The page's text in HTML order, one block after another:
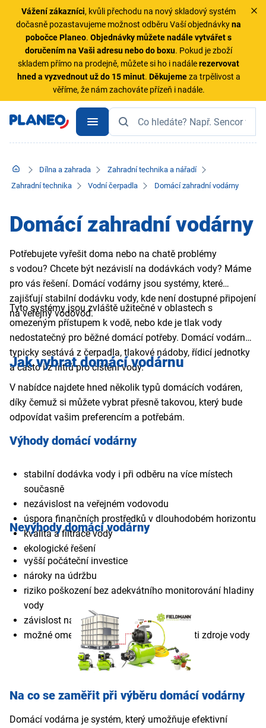
Vážení zákazníci, kvůli přechodu na nový skladový systém
dočasně pozastavujeme možnost odběru Vaší objednávkyna
pobočce Planeo.Objednávky můžete nadále vytvářet s
doručením na Vaši adresu nebo do boxu. Pokud je zboží
skladem přímo na prodejně, můžete si ho i nadálerezervovat
hned a vyzvednout už do 15 minut. Děkujemeza trpělivost a
věříme, že nám zachováte přízeň i nadále.
Dílna a zahrada
Zahradní technika a nářadí
Zahradní technika
Vodní čerpadla Domácí zahradní vodárny
Domácí zahradní vodárny
Potřebujete vyřešit doma nebo na chatě problémy
s vodou? Chcete být nezávislí na dodávkách vody? Máme
pro vás řešení. Domácí vodárny jsou systémy, které
zajišťují stabilní dodávku vody, kde není dostupné připojení
na veřejný vodovod.
Tyto systémy jsou zvláště užitečné v oblastech s
omezeným přístupem k vodě, nebo kde je tlak vody
nedostatečný pro běžné domácí potřeby. Domácí vodárna
typicky sestává z čerpadla, tlakové nádoby, řídicí jednotky
a často i z filtrů pro čištění vody.
Jak vybrat domácí vodárnu
V nabídce najdete hned několik typů domácích vodáren,
díky čemuž si můžete vybrat přesně takovou, který bude
odpovídat vašim preferencím a potřebám.
Výhody domácí vodárny
stabilní dodávka vody i při odběru na více místech
současně
nezávislost na veřejném vodovodu
úspora finančních prostředků v dlouhodobém horizontu
kvalita a filtrace vody
ekologické řešení
Nevýhody domácí vodárny
vyšší počáteční investice
nároky na údržbu
riziko poškození bez adekvátního monitorování hladiny
vody
závislost na elektrické energii
možné omezení podle kvality a vydatnosti zdroje vody
Na co se zaměřit při výběru domácí vodárny
Domácí vodárna je systém, který umožňuje efektivní